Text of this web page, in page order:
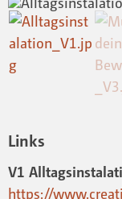
Links
V1
https://